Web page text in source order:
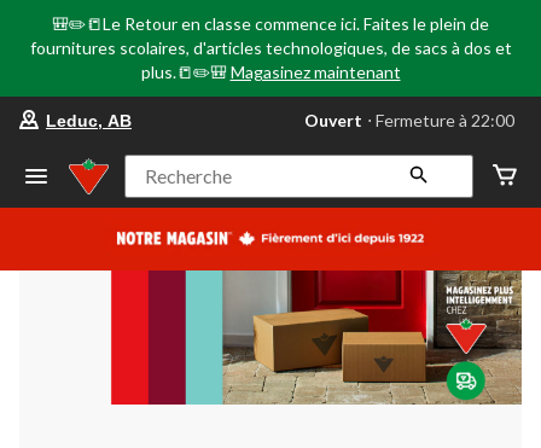
🎒✏️📒Le Retour en classe commence ici. Faites le plein de
fournitures scolaires, d'articles technologiques, de sacs à dos et
plus.📒✏️🎒 Magasinez maintenant
votre
préféré
Leduc,
AB,
courament
Fermeture
à
22:00
cliquer
pour
changer
Leduc, AB Ouvert ⋅ Fermeture à 22:00
Recherche